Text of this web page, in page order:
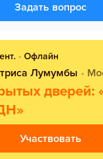
Задать вопрос
• Офлайн
Лумумбы •
дверей:
Участвовать